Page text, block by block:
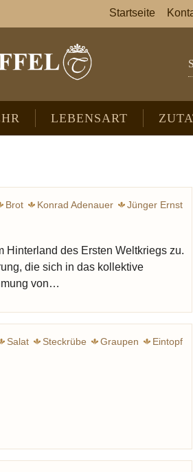
LEBENSART
Startseite
Brot Konrad Adenauer
Jünger Ernst
Eintopf
Mehlschwitze
Hinterland des Ersten Weltkriegs zu.
die sich in das kollektive
von…
Salat Steckrübe Graupen Eintopf